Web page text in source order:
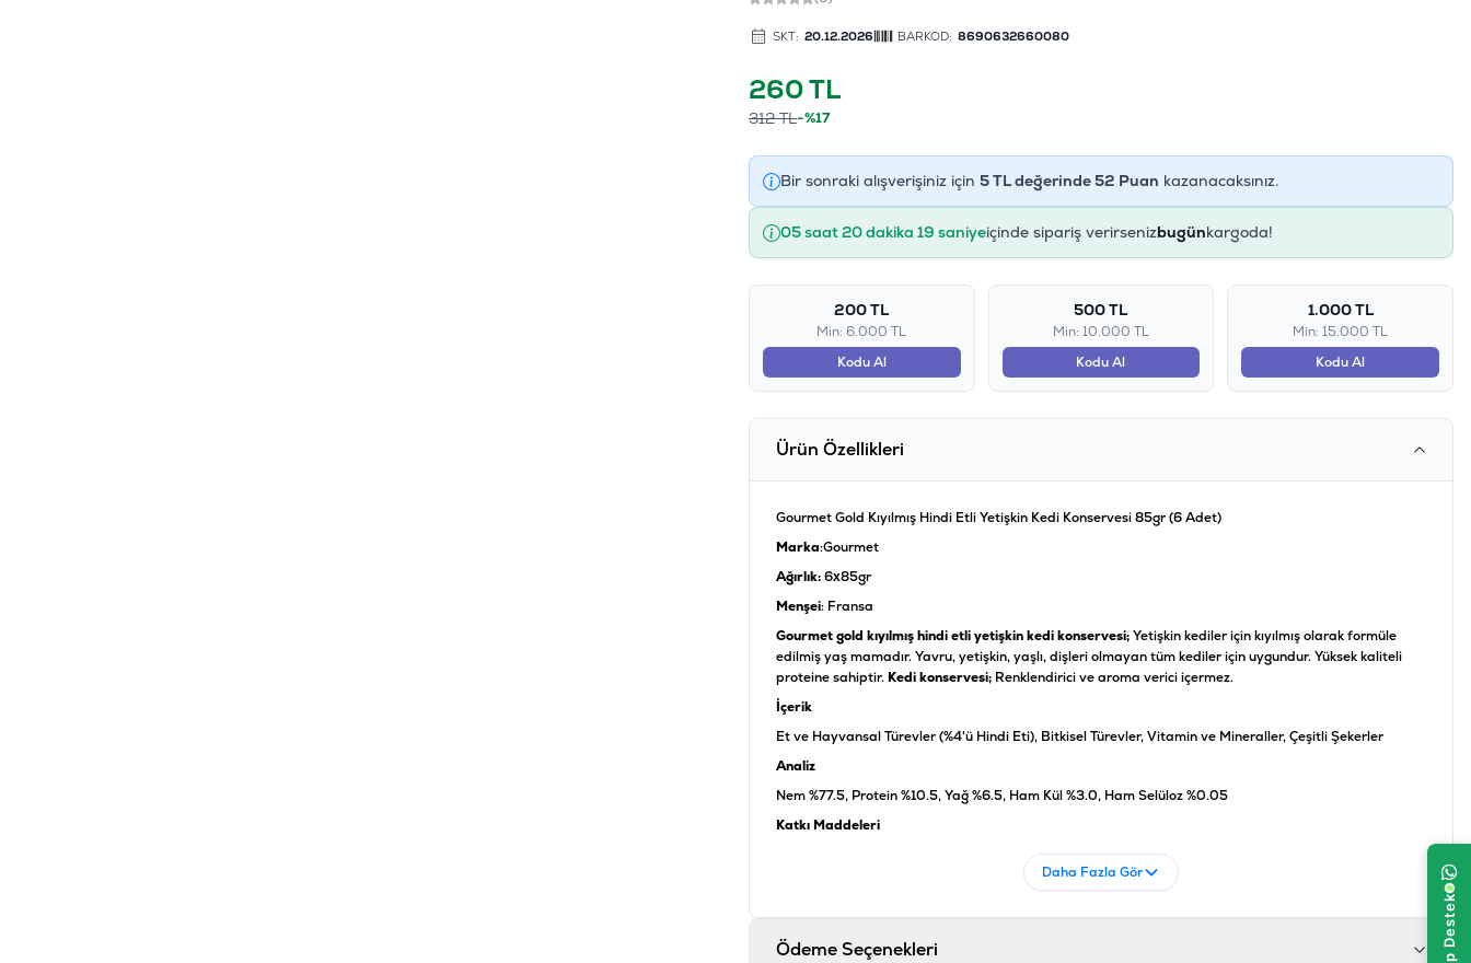
SKT: 20.12.2026 BARKOD: 8690632660080
260TL
312TL-%17
Bir sonraki alışverişiniz için 5TL değerinde52 Puan kazanacaksınız.
05 saat 20 dakika 18 saniyeiçinde sipariş verirsenizbugünkargoda!
200 TL
Min: 6.000 TL
Kodu Al
500 TL
Min: 10.000 TL
Kodu Al
1.000 TL
Min: 15.000 TL
Kodu Al
Ürün Özellikleri
Gourmet Gold Kıyılmış Hindi Etli Yetişkin Kedi Konservesi 85gr (6 Adet)
Marka:Gourmet
Ağırlık:6x85gr
Menşei: Fransa
Gourmet gold kıyılmış hindi etli yetişkin kedi konservesi;Yetişkin kediler için kıyılmış olarak formüle
edilmiş yaş mamadır. Yavru, yetişkin, yaşlı, dişleri olmayan tüm kediler için uygundur. Yüksek kaliteli
proteine sahiptir. Kedi konservesi; Renklendirici ve aroma verici içermez.
İçerik
Et ve Hayvansal Türevler (%4'ü Hindi Eti), Bitkisel Türevler, Vitamin ve Mineraller, Çeşitli Şekerler
Analiz
Nem %77.5, Protein %10.5, Yağ %6.5, Ham Kül %3.0, Ham Selüloz %0.05
Katkı Maddeleri
Kalsiyum 0.24 IU/kg, Bakır 0.80 IU/kg, Mangan 1.8 IU/kg, A Vitamini 850 IU/kg, D3 Vitamini 130
mg/kg, Demir 9.8 IU/kg, Çinko 17.6 IU/kg, Taurin 530 IU/kg
Ürün Filtreleri
Barkod
Daha Fazla Gör
Ödeme Seçenekleri